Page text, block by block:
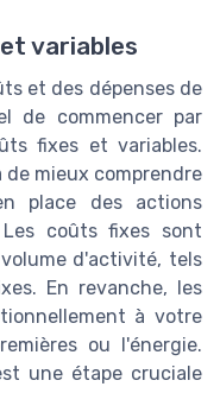
variables
et des dépenses de
de commencer par
fixes et variables.
mieux comprendre
place des actions
coûts fixes sont
d'activité, tels
En revanche, les
à votre
ou l'énergie.
une étape cruciale